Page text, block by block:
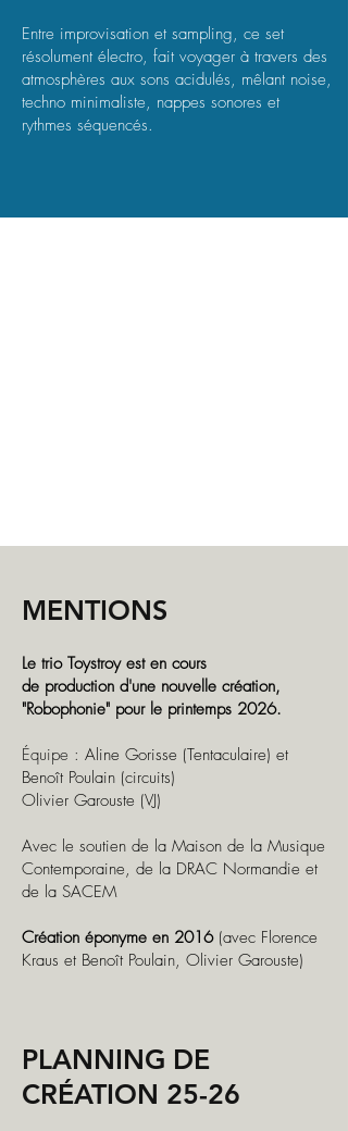
Entre improvisation et sampling, ce set
résolument électro, fait voyager à travers des
atmosphères aux sons acidulés, mêlant noise,
techno minimaliste, nappes sonores et
rythmes séquencés.
MENTIONS
Le trio Toystroy est en cours
de production d'une nouvelle création,
"Robophonie" pour le printemps 2026.
Équipe : Aline Gorisse (Tentaculaire) et
Benoît Poulain (circuits)
Olivier Garouste (VJ)
Avec le soutien de la Maison de la Musique
Contemporaine, de la DRAC Normandie et
de la SACEM
Création éponyme en 2016 (avec Florence
Kraus et Benoît Poulain, Olivier Garouste)
PLANNING DE
CRÉATION 25-26